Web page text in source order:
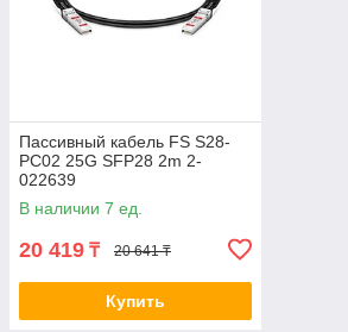
Пассивный кабель FS S28-
PC02 25G SFP28 2m 2-
022639
В наличии 7 ед.
20 419 ₸ 20 641 ₸
Купить